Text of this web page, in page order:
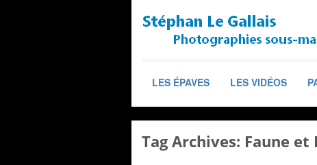
LES ÉPAVES LES VIDÉOS
Tag Archives: Faune et